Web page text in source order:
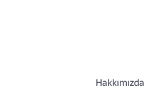
Hakkımızda